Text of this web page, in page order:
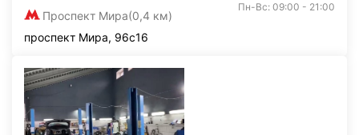
Проспект Мира(0,4 км)
Пн-Вс: 09:00 - 21:00
проспект Мира, 96с16